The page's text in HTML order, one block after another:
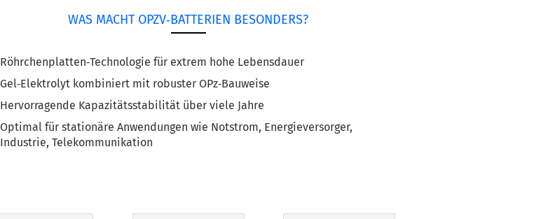
WAS MACHT OPZV‑BATTERIEN BESONDERS?
Röhrchenplatten‑Technologie für extrem hohe Lebensdauer
Gel‑Elektrolyt kombiniert mit robuster OPz‑Bauweise
Hervorragende Kapazitätsstabilität über viele Jahre
Optimal für stationäre Anwendungen wie Notstrom, Energieversorger,
Industrie, Telekommunikation